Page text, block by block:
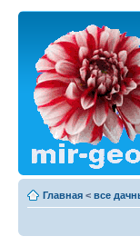
Главная < все